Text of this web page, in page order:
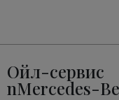
Ойл-сервис
nMercedes-